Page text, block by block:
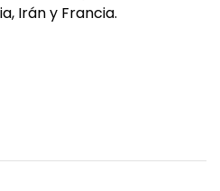
Irán y Francia.